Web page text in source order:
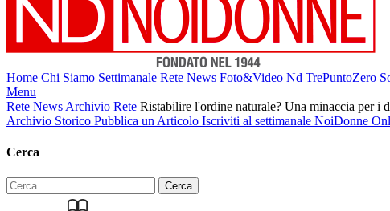
Home Chi Siamo Settimanale Rete News Foto&Video Nd TrePuntoZero
Menu
Rete News Archivio Rete Ristabilire l'ordine naturale? Una minaccia per i
Archivio Storico Pubblica un Articolo Iscriviti al settimanale NoiDonne
Cerca